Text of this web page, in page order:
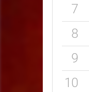
7
8
9
10